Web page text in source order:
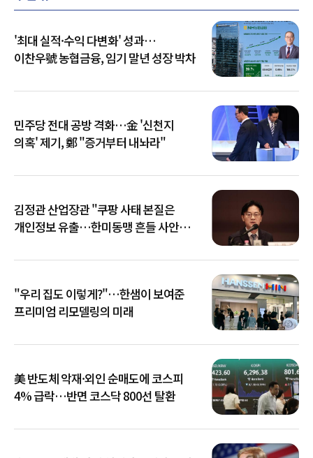
'최대 실적·수익 다변화' 성과…
이찬우號 농협금융, 임기 말년 성장 박차
민주당 전대 공방 격화…金 '신천지
의혹' 제기, 鄭 "증거부터 내놔라"
김정관 산업장관 "쿠팡 사태 본질은
개인정보 유출…한미동맹 흔들 사안
"우리 집도 이렇게?"…한샘이 보여준
프리미엄 리모델링의 미래
美 반도체 악재·외인 순매도에 코스피
4% 급락…반면 코스닥 800선 탈환